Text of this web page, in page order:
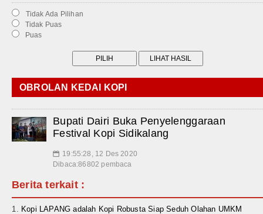
Tidak Ada Pilihan
Tidak Puas
Puas
OBROLAN KEDAI KOPI
Bupati Dairi Buka Penyelenggaraan
Festival Kopi Sidikalang
📅 19:55:28, 12 Des 2020
Dibaca:86802 pembaca
Berita terkait :
Kopi LAPANG adalah Kopi Robusta Siap Seduh Olahan UMKM